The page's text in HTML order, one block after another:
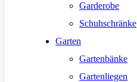
Garderobe
Schuhschränke
Garten
Gartenbänke
Gartenliegen